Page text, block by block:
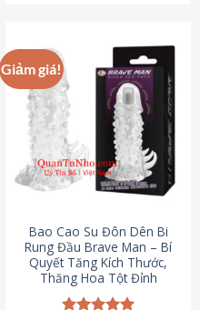
Giảm giá!
Bao Cao Su Đôn Dên Bi
Rung Đầu Brave Man – Bí
Quyết Tăng Kích Thước,
Thăng Hoa Tột Đỉnh